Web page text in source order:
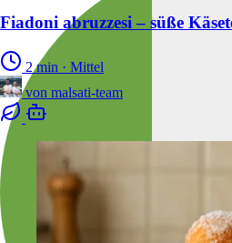
Fiadoni abruzzesi – süße
2 min · Mittel
von malsati-team